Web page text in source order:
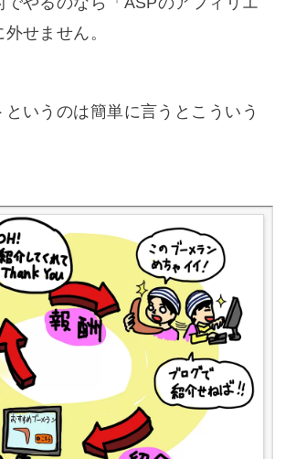
せません。
いうのは簡単に言うとこういう